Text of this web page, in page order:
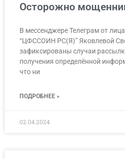
Осторожно
В мессенджере Телеграм от
“ЦФССОИН РС(Я)” Яковлевой
зафиксированы случаи
получения определённой
что ни
ПОДРОБНЕЕ »
02.04.2024